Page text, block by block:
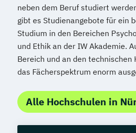
neben dem Beruf studiert
gibt es Studienangebote für ein
Studium in den Bereichen
und Ethik an der IW Akademie.
Bereich und an den technischen
das Fächerspektrum enorm
Alle Hochschulen in